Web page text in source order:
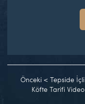
Önceki < Tepside İçli
Köfte Tarifi Video